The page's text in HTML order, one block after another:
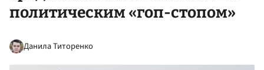
политическим «гоп-стопом»
Данила Титоренко